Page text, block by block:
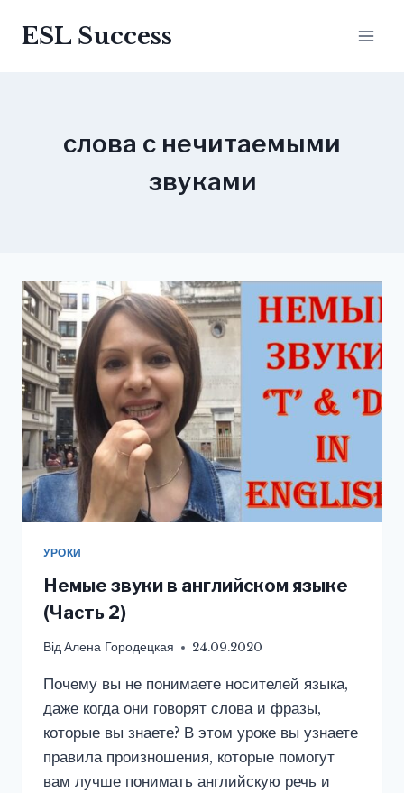
ESL Success
слова с нечитаемыми
звуками
УРОКИ
Немые звуки в английском языке
(Часть 2)
ВідАлена Городецкая 24.09.2020
Почему вы не понимаете носителей языка,
даже когда они говорят слова и фразы,
которые вы знаете? В этом уроке вы узнаете
правила произношения, которые помогут
вам лучше понимать английскую речь и